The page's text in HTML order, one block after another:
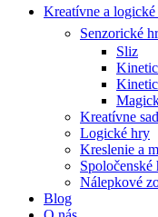
Kreatívne a
Senzorické
Sliz
Kreatívne
Logické hry
Kreslenie a
Spoločenské
Nálepkové
Blog